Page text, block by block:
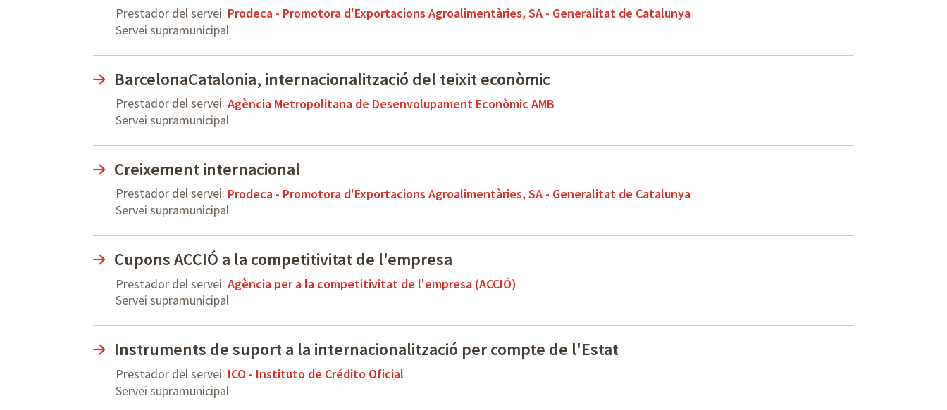
Prestador del servei: Prodeca - Promotora d'Exportacions Agroalimentàries, SA - Generalitat de Catalunya
Servei supramunicipal
BarcelonaCatalonia, internacionalització del teixit econòmic
Prestador del servei: Agència Metropolitana de Desenvolupament Econòmic AMB
Servei supramunicipal
Creixement internacional
Prestador del servei: Prodeca - Promotora d'Exportacions Agroalimentàries, SA - Generalitat de Catalunya
Servei supramunicipal
Cupons ACCIÓ a la competitivitat de l'empresa
Prestador del servei: Agència per a la competitivitat de l'empresa (ACCIÓ)
Servei supramunicipal
Instruments de suport a la internacionalització per compte de l'Estat
Prestador del servei: ICO - Instituto de Crédito Oficial
Servei supramunicipal